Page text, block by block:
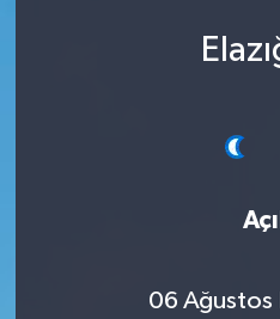
06 Ağustos